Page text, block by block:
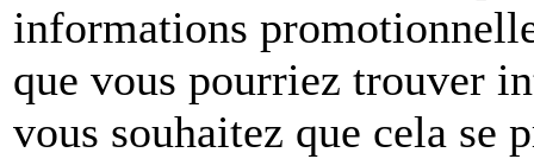
informations
que vous pourriez trouver
vous souhaitez que cela se